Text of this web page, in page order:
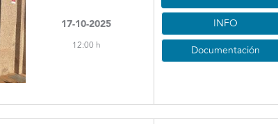
17-10-2025
12:00 h
INFO
Documentación